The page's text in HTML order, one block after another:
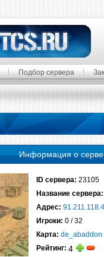
Подбор сервера
Информация о
ID сервера: 23105
Название сервера:
Адрес:
Игроки: 0 / 32
Карта: de_abaddon
Рейтинг: 4